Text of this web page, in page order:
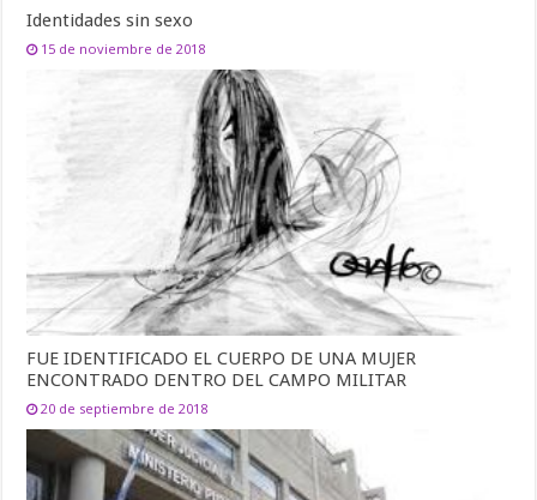
Identidades sin sexo
15 de noviembre de 2018
FUE IDENTIFICADO EL CUERPO DE UNA MUJER
ENCONTRADO DENTRO DEL CAMPO MILITAR
20 de septiembre de 2018